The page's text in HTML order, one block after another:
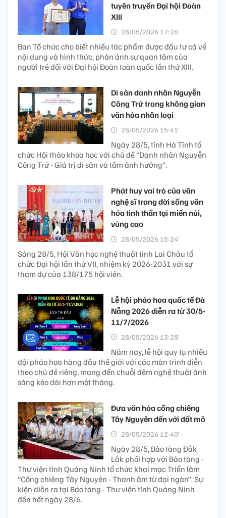
tuyên truyền Đại hội Đoàn
XIII
28/05/2026 17:26’
Ban Tổ chức cho biết nhiều tác phẩm được đầu tư cả về
nội dung và hình thức, phản ánh sự quan tâm của
người trẻ đối với Đại hội Đoàn toàn quốc lần thứ XIII.
Di sản danh nhân Nguyễn
Công Trứ trong không gian
văn hóa nhân loại
28/05/2026 15:41’
Ngày 28/5, tỉnh Hà Tĩnh tổ
chức Hội thảo khoa học với chủ đề “Danh nhân Nguyễn
Công Trứ - Giá trị di sản và tầm ảnh hưởng”.
Phát huy vai trò của văn
nghệ sĩ trong đời sống văn
hóa tinh thần tại miền núi,
vùng cao
28/05/2026 15:24’
Sáng 28/5, Hội Văn học nghệ thuật tỉnh Lai Châu tổ
chức Đại hội lần thứ VII, nhiệm kỳ 2026-2031 với sự
tham dự của 138/175 hội viên.
Lễ hội pháo hoa quốc tế Đà
Nẵng 2026 diễn ra từ 30/5-
11/7/2026
28/05/2026 13:28’
Năm nay, lễ hội quy tụ nhiều
đội pháo hoa hàng đầu thế giới với các màn trình diễn
theo chủ đề riêng, mang đến chuỗi đêm nghệ thuật ánh
sáng kéo dài hơn một tháng.
Đưa văn hóa cồng chiêng
Tây Nguyên đến với đất mỏ
28/05/2026 12:40’
Ngày 28/5, Bảo tàng Đắk
Lắk phối hợp với Bảo tàng -
Thư viện tỉnh Quảng Ninh tổ chức khai mạc Triển lãm
“Cồng chiêng Tây Nguyên - Thanh âm từ đại ngàn”. Sự
kiện diễn ra tại Bảo tàng - Thư viện tỉnh Quảng Ninh
đến hết ngày 28/6.